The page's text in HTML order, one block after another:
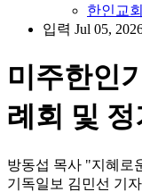
한인교회
입력 Jul 05,
미주한인
례회 및
방동섭 목사 "지혜로
기독일보 김민선 기